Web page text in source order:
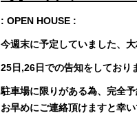
: OPEN HOUSE :
今週末に予定していました、
25日,26日での告知をしており
駐車場に限りがある為、完全
お早めにご連絡頂けますと幸い